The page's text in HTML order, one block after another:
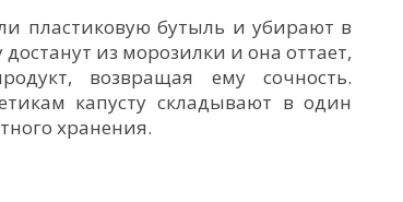
пластиковую бутыль и убирают в
из морозилки и она оттает,
возвращая ему сочность.
капусту складывают в один
хранения.